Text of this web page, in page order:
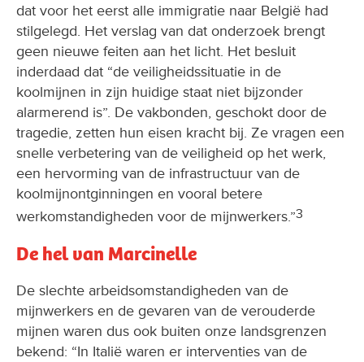
dat voor het eerst alle immigratie naar België had
stilgelegd. Het verslag van dat onderzoek brengt
geen nieuwe feiten aan het licht. Het besluit
inderdaad dat “de veiligheidssituatie in de
koolmijnen in zijn huidige staat niet bijzonder
alarmerend is”. De vakbonden, geschokt door de
tragedie, zetten hun eisen kracht bij. Ze vragen een
snelle verbetering van de veiligheid op het werk,
een hervorming van de infrastructuur van de
koolmijnontginningen en vooral betere
werkomstandigheden voor de mijnwerkers.”3
De hel van Marcinelle
De slechte arbeidsomstandigheden van de
mijnwerkers en de gevaren van de verouderde
mijnen waren dus ook buiten onze landsgrenzen
bekend: “In Italië waren er interventies van de